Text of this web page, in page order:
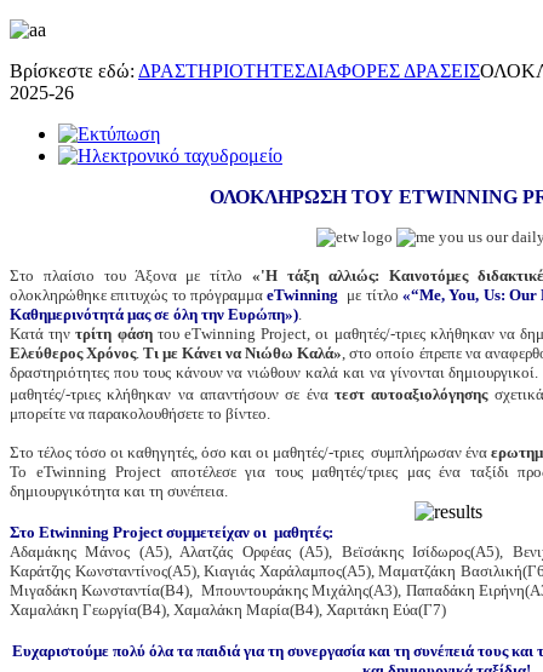
Βρίσκεστε εδώ: ΔΡΑΣΤΗΡΙΟΤΗΤΕΣΔΙΑΦΟΡΕΣ ΔΡΑΣΕΙΣ
2025-26
ΟΛΟΚΛΗΡΩΣΗ ΤΟΥ ETWINNING
Στο πλαίσιο του Άξονα με τίτλο«'Η τάξη αλλιώς: Καινοτόμες
ολοκληρώθηκε επιτυχώς το πρόγραμμαeTwinning με τίτλο «“Me, You, Us:
Καθημερινότητά μας σε όλη την Ευρώπη»).
Κατά τηντρίτη φάσητου eΤwinning Project, οι μαθητές/-τριες κλήθηκαν να
Ελεύθερος Χρόνος.Τι με Κάνει να Νιώθω Καλά», στο οποίο έπρεπε να
δραστηριότητες που τους κάνουν να νιώθουν καλά και να γίνονται
μαθητές/-τριες κλήθηκαν να απαντήσουν σε ένατεστ αυτοαξιολόγησης
μπορείτε να παρακολουθήσετε το βίντεο.
Στο τέλος τόσο οι καθηγητές, όσο και οι μαθητές/-τριες συμπλήρωσαν ένα
To eTwinning Project αποτέλεσε για τους μαθητές/τριες μας ένα ταξίδι
δημιουργικότητα και τη συνέπεια.
Στο Etwinning Project συμμετείχαν οι μαθητές:
Αδαμάκης Μάνος (Α5), Αλατζάς Ορφέας (Α5), Βεϊσάκης Ισίδωρος(Α5),
Καράτζης Κωνσταντίνος(Α5), Κιαγιάς Χαράλαμπος(Α5), Μαματζάκη
Μιγαδάκη Κωνσταντία(Β4), Μπουντουράκης Μιχάλης(Α3), Παπαδάκη
Χαμαλάκη Γεωργία(Β4), Χαμαλάκη Μαρία(Β4), Χαριτάκη Εύα(Γ7)
Ευχαριστούμε πολύ όλα τα παιδιά για τη συνεργασία και τη συνέπειά τους